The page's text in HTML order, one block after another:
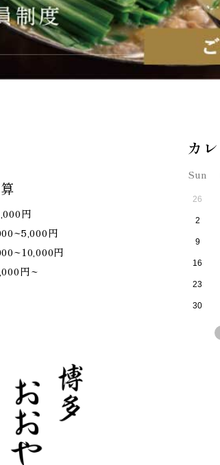
円
円
円
円~
Sun
26
2
9
16
23
30